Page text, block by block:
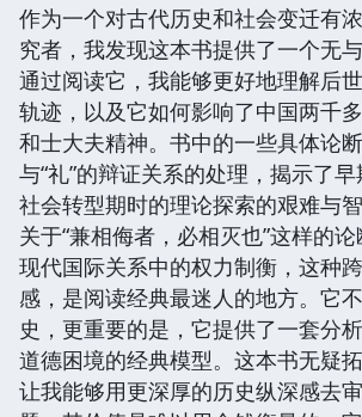
作为一个对古代历史和社会变迁有
究者，我发现这本书提供了一个无与
通过阅读它，我能够更好地理解后
轨迹，以及它如何影响了中国两千
和士大夫精神。书中的一些具体论
与“礼”的辩证关系的处理，揭示了
社会转型期时的理论探索的艰难与
关于“兼相侮者，必相灭也”这样的
现代国际关系中的权力制衡，这种
感，是阅读经典最迷人的地方。它
史，更重要的是，它提供了一套分
道德困境的经典模型。这本书无疑
让我能够用更深厚的历史纵深感去